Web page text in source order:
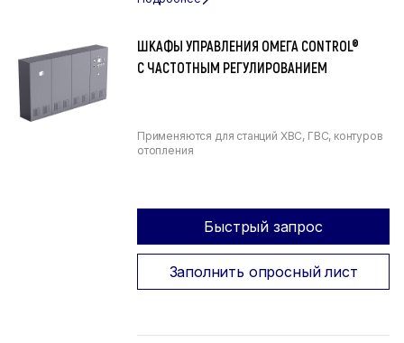
ШКАФЫ УПРАВЛЕНИЯ ОМЕГА CONTROL®
С ЧАСТОТНЫМ РЕГУЛИРОВАНИЕМ
Применяются для станций ХВС, ГВС, контуров
отопления
Быстрый запрос
Заполнить опросный лист